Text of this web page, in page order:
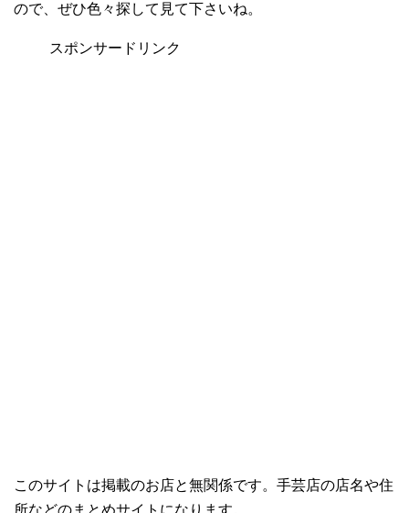
ので、ぜひ色々探して見て下さいね。
スポンサードリンク
このサイトは掲載のお店と無関係です。手芸店の店名や住
所などのまとめサイトになります。